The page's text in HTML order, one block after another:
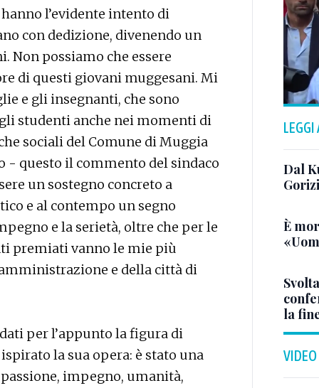
l’evidente intento di
con dedizione, divenendo un
Non possiamo che essere
di questi giovani muggesani. Mi
e gli insegnanti, che sono
studenti anche nei momenti di
sociali del Comune di Muggia
- questo il commento del sindaco
un sostegno concreto a
e al contempo un segno
e la serietà, oltre che per le
premiati vanno le mie più
e della città di
per l’appunto la figura di
la sua opera: è stato una
impegno, umanità,
LEGGI
Dal
È
la
VIDEO